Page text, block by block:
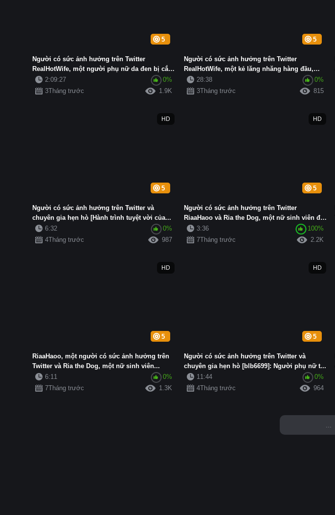
5
Người có sức ảnh hưởng trên Twitter
RealHotWife, một người phụ nữ da đen bị cắm
sừ...2:09:27
0%
3Tháng trước
1.9K
5
Người có sức ảnh hưởng trên Twitter
RealHotWife, một kẻ lăng nhăng hàng đầu,
được ...
28:38
0%
3Tháng trước
815
5
HD
Người có sức ảnh hưởng trên Twitter và
chuyên gia hẹn hò [Hành trình tuyệt vời của...
6:32
0%
4Tháng trước
987
5
HD
Người có sức ảnh hưởng trên Twitter
RiaaHaoo và Ria the Dog, một nữ sinh viên đại
...
3:36
100%
7Tháng trước
2.2K
5
HD
RiaaHaoo, một người có sức ảnh hưởng trên
Twitter và Ria the Dog, một nữ sinh viên...
6:11
0%
7Tháng trước
1.3K
5
HD
Người có sức ảnh hưởng trên Twitter và
chuyên gia hẹn hò [blb6699]: Người phụ nữ t...
11:44
0%
4Tháng trước
964
...